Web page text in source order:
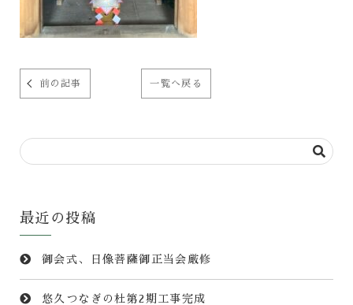
前の記事 一覧へ戻る
最近の投稿
御会式、日像菩薩御正当会厳修
悠久つなぎの杜第2期工事完成